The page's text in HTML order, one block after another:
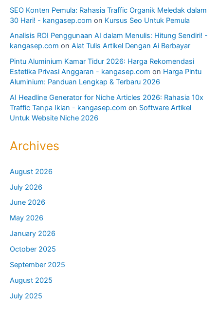
SEO Konten Pemula: Rahasia Traffic Organik Meledak dalam
30 Hari! - kangasep.com on Kursus Seo Untuk Pemula
Analisis ROI Penggunaan AI dalam Menulis: Hitung Sendiri! -
kangasep.com on Alat Tulis Artikel Dengan Ai Berbayar
Pintu Aluminium Kamar Tidur 2026: Harga Rekomendasi
Estetika Privasi Anggaran - kangasep.com on Harga Pintu
Aluminium: Panduan Lengkap & Terbaru 2026
AI Headline Generator for Niche Articles 2026: Rahasia 10x
Traffic Tanpa Iklan - kangasep.com on Software Artikel
Untuk Website Niche 2026
Archives
August 2026
July 2026
June 2026
May 2026
January 2026
October 2025
September 2025
August 2025
July 2025